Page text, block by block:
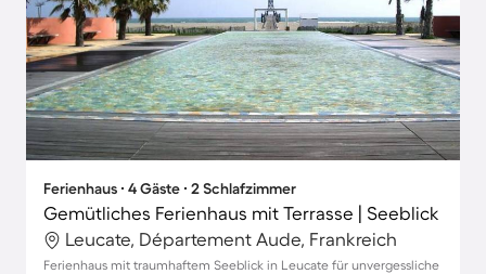
Ferienhaus ∙ 4 Gäste ∙ 2 Schlafzimmer
Gemütliches Ferienhaus mit Terrasse | Seeblick
Leucate, Département Aude, Frankreich
Ferienhaus mit traumhaftem Seeblick in Leucate für unvergessliche